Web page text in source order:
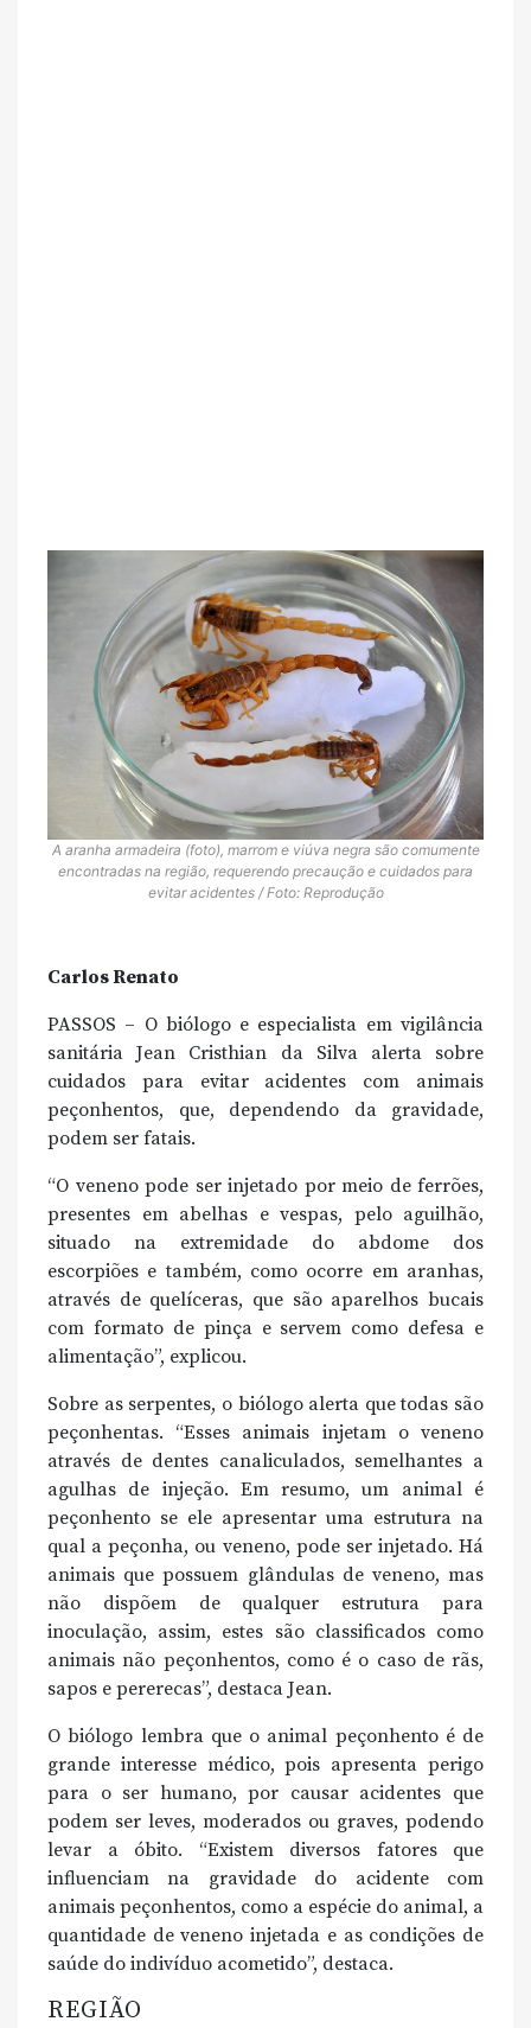
A aranha armadeira (foto), marrom e viúva negra são comumente
encontradas na região, requerendo precaução e cuidados para
evitar acidentes / Foto: Reprodução
Carlos Renato
PASSOS – O biólogo e especialista em vigilância
sanitária Jean Cristhian da Silva alerta sobre
cuidados para evitar acidentes com animais
peçonhentos, que, dependendo da gravidade,
podem ser fatais.
“O veneno pode ser injetado por meio de ferrões,
presentes em abelhas e vespas, pelo aguilhão,
situado na extremidade do abdome dos
escorpiões e também, como ocorre em aranhas,
através de quelíceras, que são aparelhos bucais
com formato de pinça e servem como defesa e
alimentação”, explicou.
Sobre as serpentes, o biólogo alerta que todas são
peçonhentas. “Esses animais injetam o veneno
através de dentes canaliculados, semelhantes a
agulhas de injeção. Em resumo, um animal é
peçonhento se ele apresentar uma estrutura na
qual a peçonha, ou veneno, pode ser injetado. Há
animais que possuem glândulas de veneno, mas
não dispõem de qualquer estrutura para
inoculação, assim, estes são classificados como
animais não peçonhentos, como é o caso de rãs,
sapos e pererecas”, destaca Jean.
O biólogo lembra que o animal peçonhento é de
grande interesse médico, pois apresenta perigo
para o ser humano, por causar acidentes que
podem ser leves, moderados ou graves, podendo
levar a óbito. “Existem diversos fatores que
influenciam na gravidade do acidente com
animais peçonhentos, como a espécie do animal, a
quantidade de veneno injetada e as condições de
saúde do indivíduo acometido”, destaca.
REGIÃO